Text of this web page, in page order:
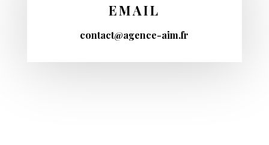
EMAIL
contact@agence-aim.fr